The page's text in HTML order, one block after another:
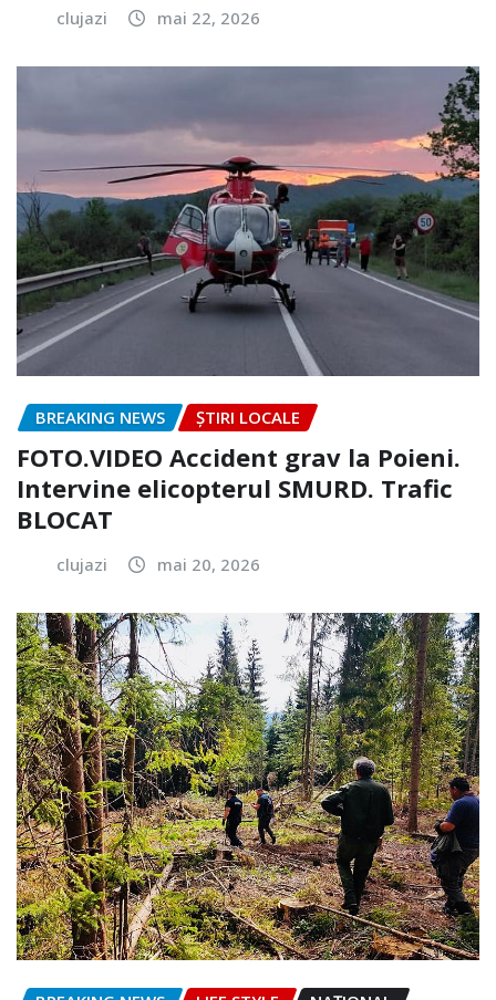
clujazi mai 22, 2026
BREAKING NEWS ȘTIRI LOCALE
FOTO.VIDEO Accident grav la Poieni.
Intervine elicopterul SMURD. Trafic
BLOCAT
clujazi mai 20, 2026